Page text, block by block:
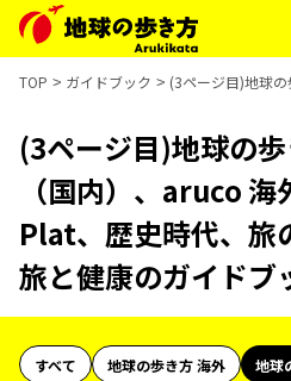
TOP ガイドブック (3ページ目)地球
(3ページ目)地球の
（国内）、aruco 海
Plat、歴史時代、旅
旅と健康のガイドブ
すべて 地球の歩き方 海外
地球